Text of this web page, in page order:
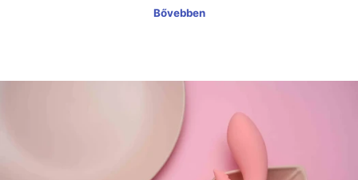
Bővebben